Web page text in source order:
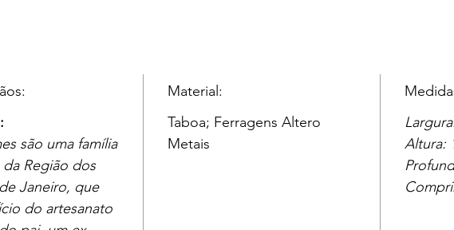
são uma família
Região dos
Janeiro, que
do artesanato
Material:
Taboa; Ferragens Altero
Metais
Altura: